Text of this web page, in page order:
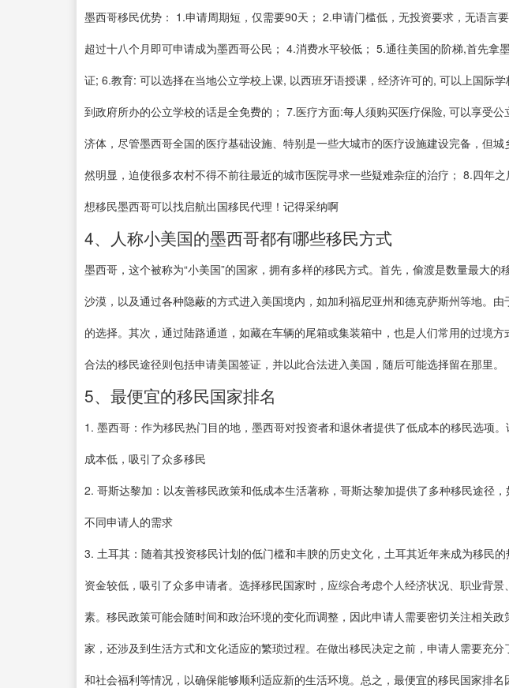
墨西哥移民优势： 1.申请周期短，仅需要90天； 2.申请门槛低，无投资要求，无语言
超过十八个月即可申请成为墨西哥公民； 4.消费水平较低； 5.通往美国的阶梯,首先拿
证; 6.教育: 可以选择在当地公立学校上课, 以西班牙语授课，经济许可的, 可以上国际
到政府所办的公立学校的话是全免费的； 7.医疗方面:每人须购买医疗保险, 可以享受
济体，尽管墨西哥全国的医疗基础设施、特别是一些大城市的医疗设施建设完备，但
然明显，迫使很多农村不得不前往最近的城市医院寻求一些疑难杂症的治疗； 8.四年之
想移民墨西哥可以找启航出国移民代理！记得采纳啊
4、人称小美国的墨西哥都有哪些移民方式
墨西哥，这个被称为“小美国”的国家，拥有多样的移民方式。首先，偷渡是数量最大的
沙漠，以及通过各种隐蔽的方式进入美国境内，如加利福尼亚州和德克萨斯州等地。
的选择。其次，通过陆路通道，如藏在车辆的尾箱或集装箱中，也是人们常用的过境
合法的移民途径则包括申请美国签证，并以此合法进入美国，随后可能选择留在那里。
5、最便宜的移民国家排名
1. 墨西哥：作为移民热门目的地，墨西哥对投资者和退休者提供了低成本的移民选项
成本低，吸引了众多移民
2. 哥斯达黎加：以友善移民政策和低成本生活著称，哥斯达黎加提供了多种移民途径
不同申请人的需求
3. 土耳其：随着其投资移民计划的低门槛和丰腴的历史文化，土耳其近年来成为移民
资金较低，吸引了众多申请者。选择移民国家时，应综合考虑个人经济状况、职业背
素。移民政策可能会随时间和政治环境的变化而调整，因此申请人需要密切关注相关
家，还涉及到生活方式和文化适应的繁琐过程。在做出移民决定之前，申请人需要充
和社会福利等情况，以确保能够顺利适应新的生活环境。总之，最便宜的移民国家排